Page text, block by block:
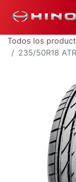
Todos los
235/50R18